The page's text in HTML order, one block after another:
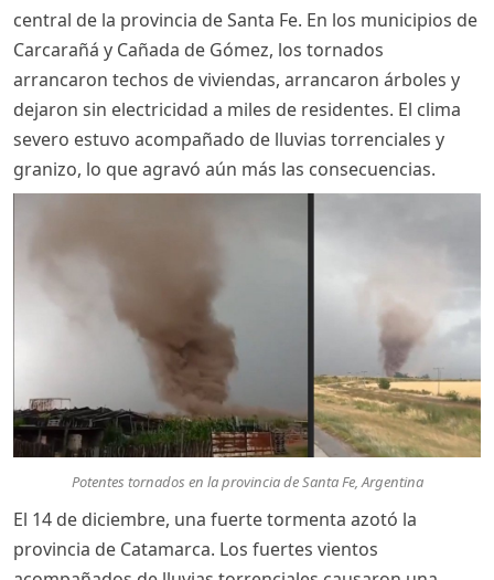
central de la provincia de Santa Fe. En los municipios de
Carcarañá y Cañada de Gómez, los tornados
arrancaron techos de viviendas, arrancaron árboles y
dejaron sin electricidad a miles de residentes. El clima
severo estuvo acompañado de lluvias torrenciales y
granizo, lo que agravó aún más las consecuencias.
Potentes tornados en la provincia de Santa Fe, Argentina
El 14 de diciembre, una fuerte tormenta azotó la
provincia de Catamarca. Los fuertes vientos